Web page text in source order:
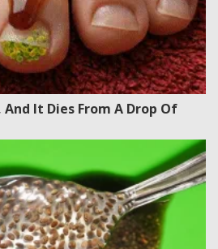
It Dies From A Drop Of